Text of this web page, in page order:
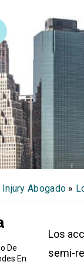
Abogado »
De
En
Los
semi-